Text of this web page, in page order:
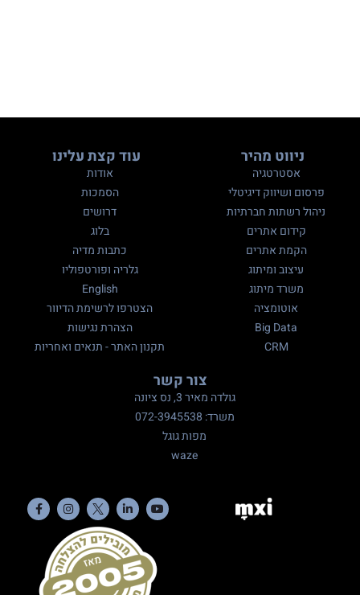
ניווט מהיר
אסטרטגיה
פרסום ושיווק דיגיטלי
ניהול רשתות חברתיות
קידום אתרים
הקמת אתרים
עיצוב ומיתוג
משרד מיתוג
אוטומציה
Big Data
CRM
עוד קצת עלינו
אודות
הסמכות
דרושים
בלוג
כתבות מדיה
גלריה ופורטפוליו
English
הצטרפו לרשימת הדיוור
הצהרת נגישות
תקנון האתר - תנאים ואחריות
צור קשר
גולדה מאיר 3, נס ציונה
משרד: 072-3945538
מפות גוגל
waze